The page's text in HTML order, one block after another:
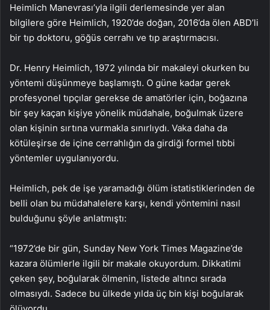
Heimlich Manevrası’yla ilgili derlemesinde yer alan
bilgilere göre Heimlich, 1920’de doğan, 2016’da ölen ABD’li
bir tıp doktoru, göğüs cerrahı ve tıp araştırmacısı.
Dr. Henry Heimlich, 1972 yılında bir makaleyi okurken bu
yöntemi düşünmeye başlamıştı. O güne kadar gerek
profesyonel tıpçılar gerekse de amatörler için, boğazına
bir şey kaçan kişiye yönelik müdahale, boğulmak üzere
olan kişinin sırtına vurmakla sınırlıydı. Vaka daha da
kötüleşirse de içine cerrahlığın da girdiği formel tıbbi
yöntemler uygulanıyordu.
Heimlich, pek de işe yaramadığı ölüm istatistiklerinden de
belli olan bu müdahalelere karşı, kendi yöntemini nasıl
bulduğunu şöyle anlatmıştı:
“1972’de bir gün, Sunday New York Times Magazine’de
kazara ölümlerle ilgili bir makale okuyordum. Dikkatimi
çeken şey, boğularak ölmenin, listede altıncı sırada
olmasıydı. Sadece bu ülkede yılda üç bin kişi boğularak